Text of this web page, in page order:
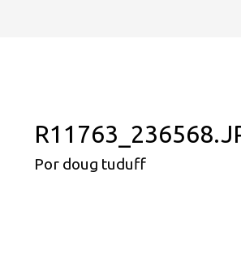
Por doug tuduff